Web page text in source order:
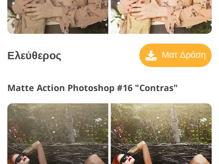
Ελεύθερος Ματ Δράση
Matte Action Photoshop #16 "Contras"